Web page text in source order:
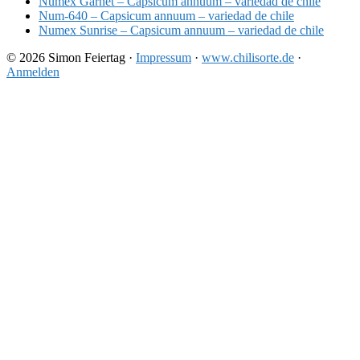
Num-640 – Capsicum annuum – variedad de chile
Numex Sunrise – Capsicum annuum – variedad de chile
© 2026 Simon Feiertag · Impressum · www.chilisorte.de ·
Anmelden